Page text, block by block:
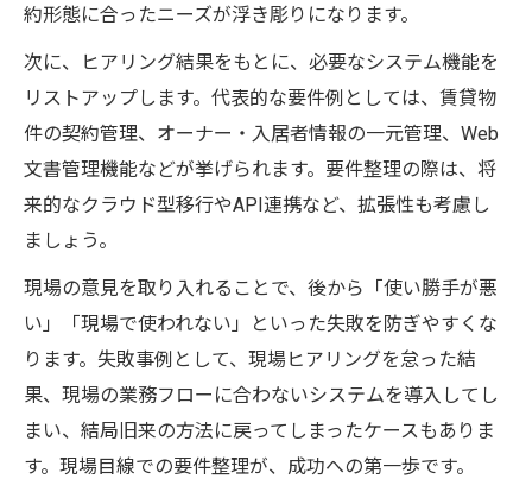
約形態に合ったニーズが浮き彫りになります。
次に、ヒアリング結果をもとに、必要なシステム機能を
リストアップします。代表的な要件例としては、賃貸物
件の契約管理、オーナー・入居者情報の一元管理、Web
文書管理機能などが挙げられます。要件整理の際は、将
来的なクラウド型移行やAPI連携など、拡張性も考慮し
ましょう。
現場の意見を取り入れることで、後から「使い勝手が悪
い」「現場で使われない」といった失敗を防ぎやすくな
ります。失敗事例として、現場ヒアリングを怠った結
果、現場の業務フローに合わないシステムを導入してし
まい、結局旧来の方法に戻ってしまったケースもありま
す。現場目線での要件整理が、成功への第一歩です。